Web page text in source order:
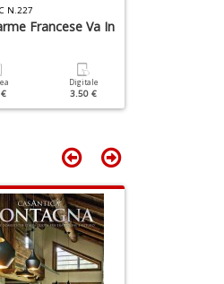
N.227
Francese Va In
Digitale
3.50 €